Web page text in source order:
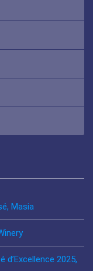
Masia
d’Excellence 2025,